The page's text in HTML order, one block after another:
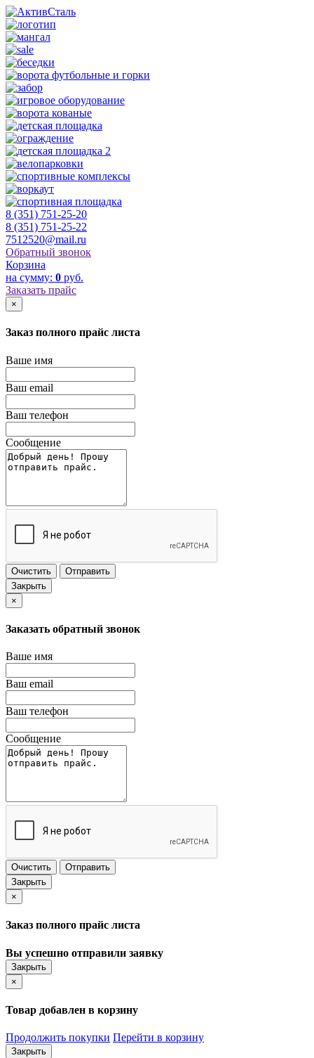
8 (351) 751-25-20
8 (351) 751-25-22
7512520@mail.ru
Обратный звонок
Корзина
на сумму: 0 руб.
Заказать прайс
×
Заказ полного прайс листа
Ваше имя
Ваш email
Ваш телефон
Сообщение
Очистить
Отправить
Закрыть
×
Заказать обратный звонок
Ваше имя
Ваш email
Ваш телефон
Сообщение
Очистить
Отправить
Закрыть
×
Заказ полного прайс листа
Вы успешно отправили заявку
Закрыть
×
Товар добавлен в корзину
Продолжить покупки Перейти в корзину
Закрыть